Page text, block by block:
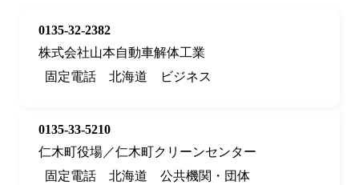
0135-32-2382
株式会社山本自動車解体工業
固定電話
北海道 ビジネス
0135-33-5210
仁木町役場／仁木町クリーンセンター
固定電話
北海道 公共機関・団体